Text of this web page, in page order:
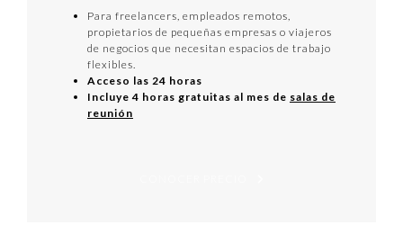
Para freelancers, empleados remotos,
propietarios de pequeñas empresas o viajeros
de negocios que necesitan espacios de trabajo
flexibles.
Acceso las 24 horas
Incluye 4 horas gratuitas al mes de salas de
reunión